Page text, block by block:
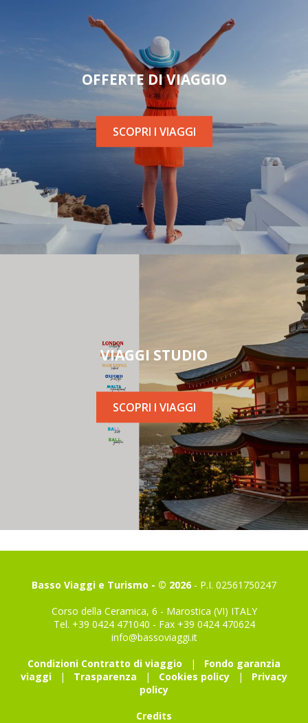
OFFERTE DI VIAGGIO
SCOPRI I VIAGGI
VIAGGI STUDIO
SCOPRI I VIAGGI
Basso Viaggi e Turismo - © 2026- P.I. 02561750247
Corso della Ceramica, 6 - Marostica (VI) ITALY
Tel. +39 0424 471040 - Fax +39 0424 470624
info@bassoviaggi.it
Condizioni Contratto di viaggio | Fondo garanzia
viaggi | Trasparenza | Cookies policy | Privacy
policy
Credits